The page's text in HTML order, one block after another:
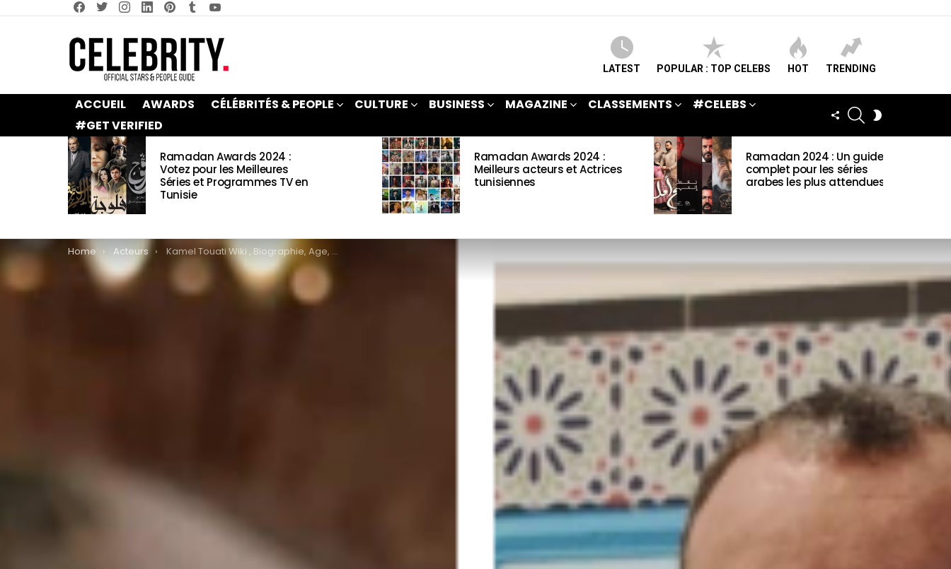
LATEST POPULAR : TOP CELEBS HOT TRENDING
ACCUEIL AWARDS CÉLÉBRITÉS & PEOPLE CULTURE BUSINESS MAGAZINE CLASSEMENTS
#CELEBS
#GET VERIFIED
FOLLOWSEARCH
LATEST
STORIES
Ramadan Awards 2024 :
Votez pour les Meilleures
Séries et Programmes TV en
Tunisie
Ramadan Awards 2024 :
Meilleurs acteurs et Actrices
tunisiennes
Ramadan 2024 : Un guide
complet pour les séries
arabes les plus attendues
You are here:
Home Acteurs Kamel Touati Wiki , Biographie, Age, Taille, Mariage, Contact & Informations